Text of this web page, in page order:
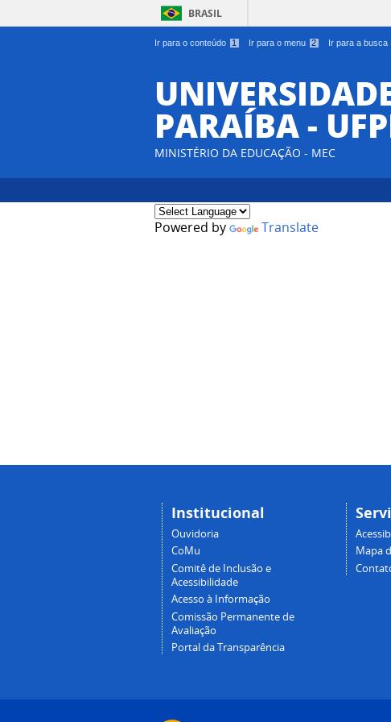
Ir para o conteúdo 1 Ir para o menu 2 Ir para a busca
BRASIL
PARAÍBA -
MINISTÉRIO DA EDUCAÇÃO - MEC
Powered by Translate
Institucional
Ouvidoria
CoMu
Comitê de Inclusão e
Acessibilidade
Acesso à Informação
Comissão Permanente de
Avaliação
Portal da Transparência
Mapa